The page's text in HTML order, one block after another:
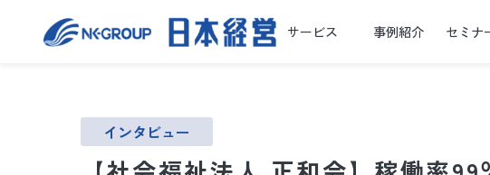
サービス 事例紹介 セミナ
インタビュー